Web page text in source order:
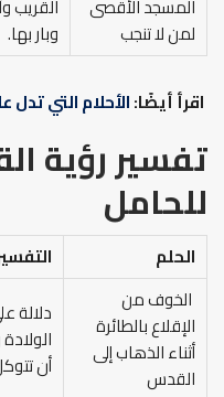
المسجد الأقصى
لمن لا تنجب
القريب
وبار بها.
اقرأ أيضًا:الأحلام التي تدل
تفسير رؤية
للحامل
الحلم
الخوف من
الإقلاع بالطائرة
أثناء الذهاب إلى
القدس
دلالة
أن